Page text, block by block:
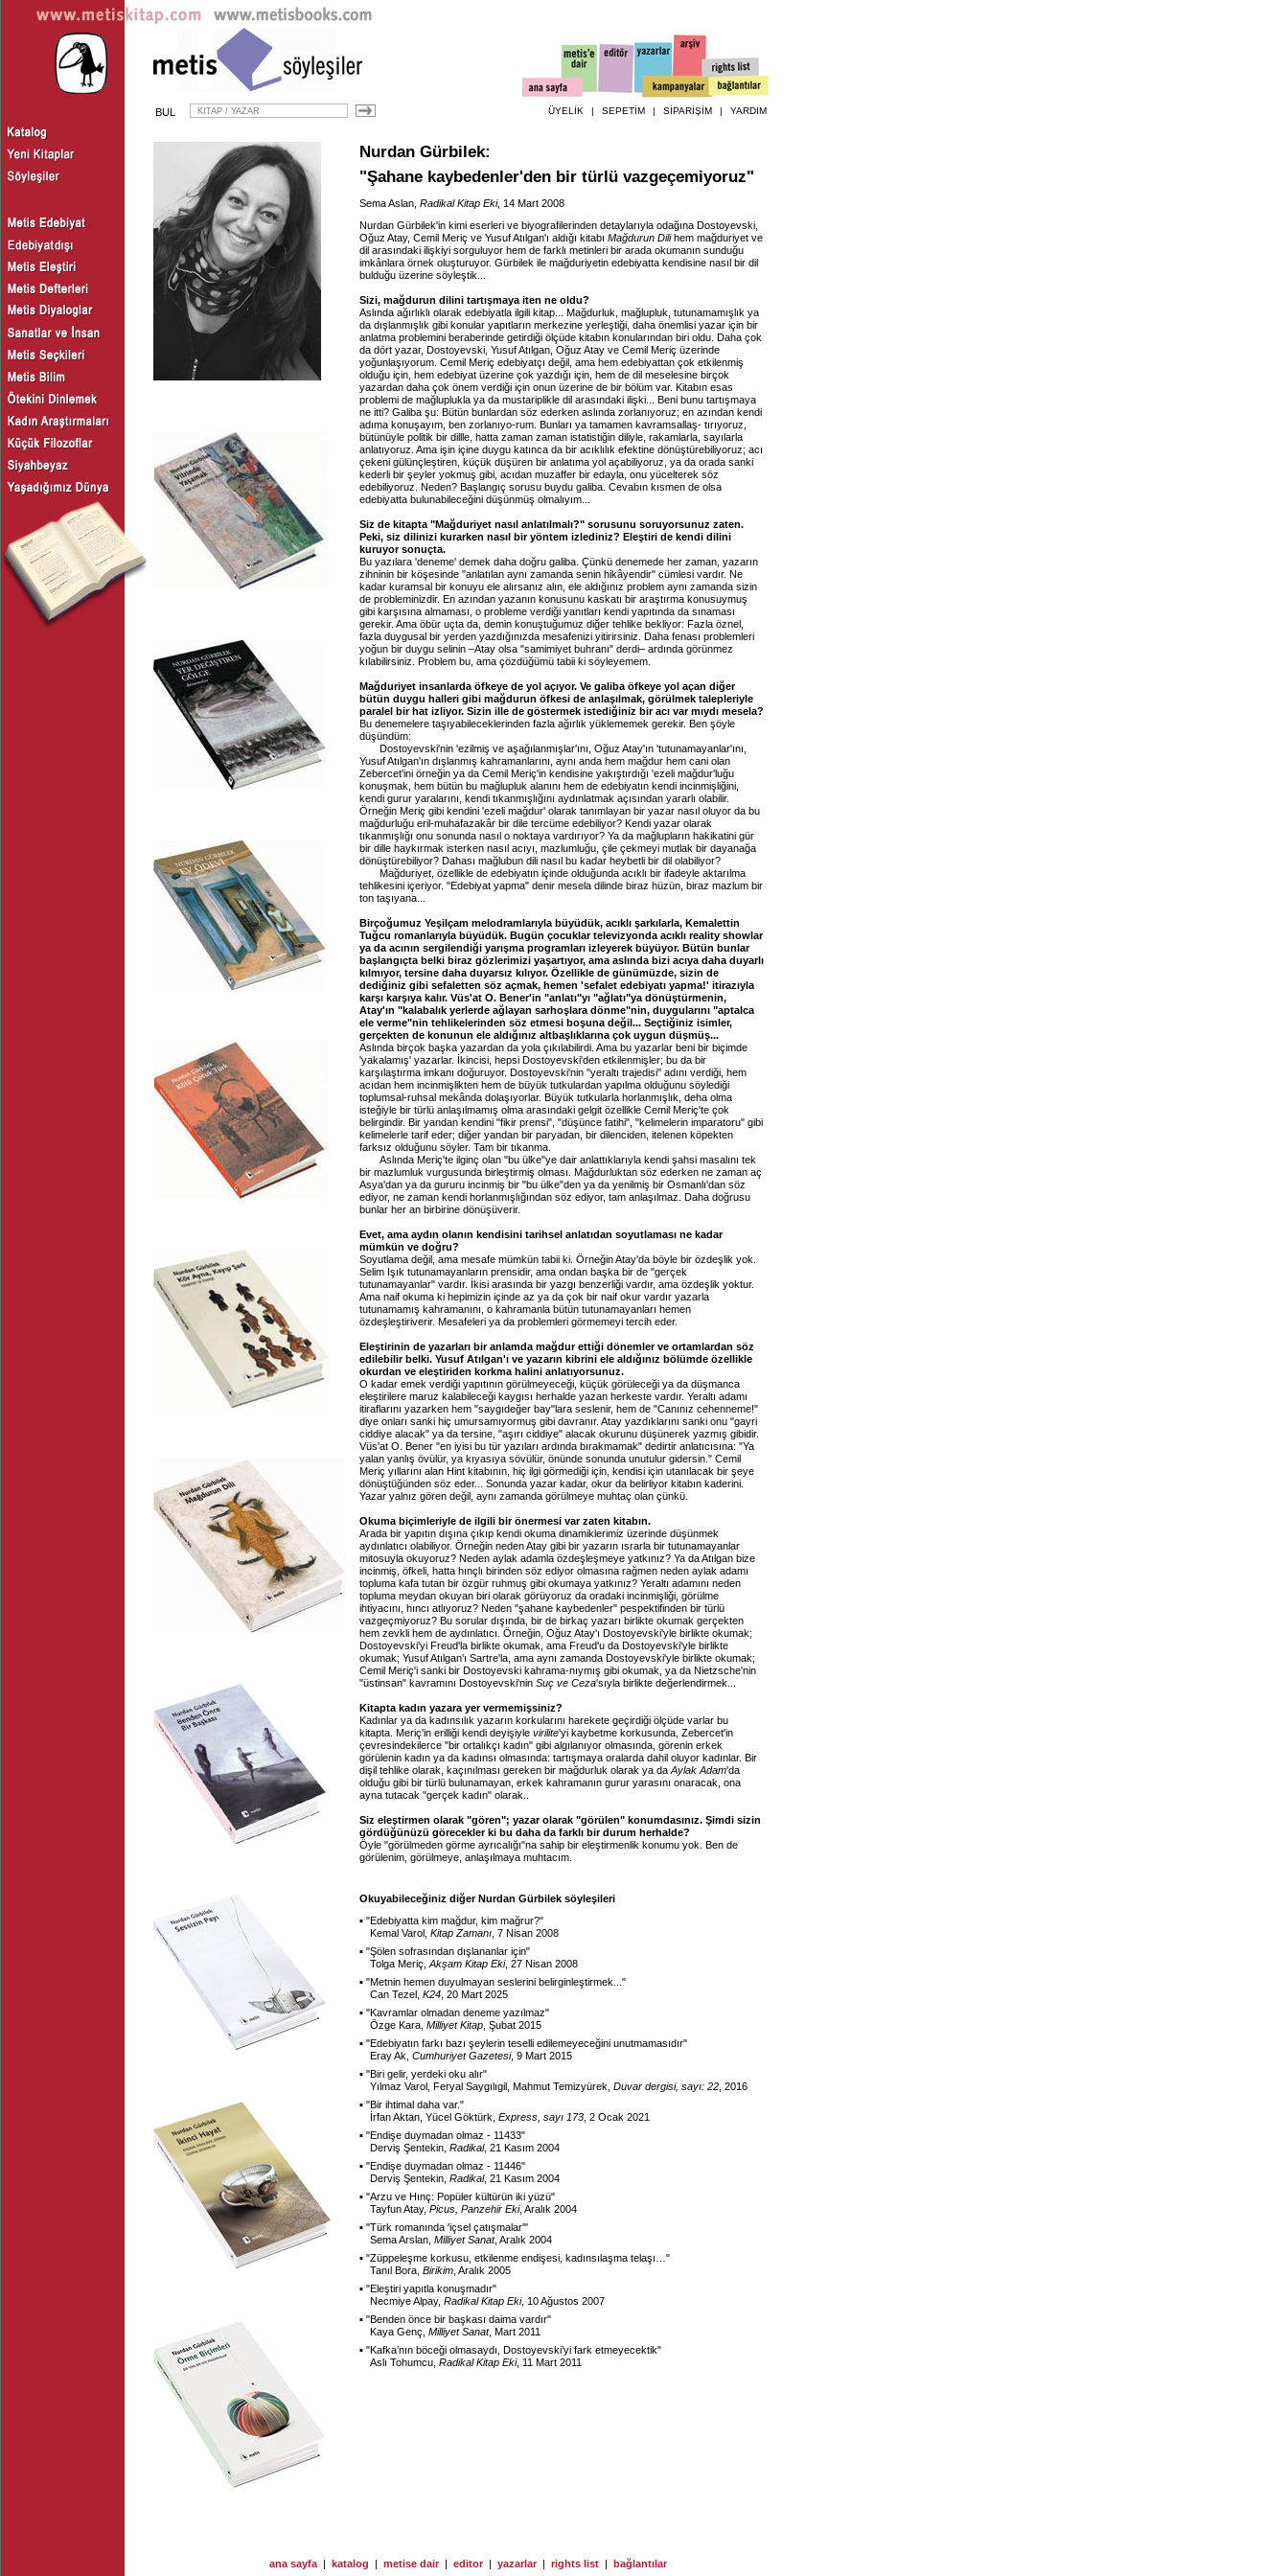
BUL ÜYELİK | SEPETİM | SİPARİŞİM | YARDIM
Nurdan Gürbilek:
"Şahane kaybedenler'den bir türlü vazgeçemiyoruz"
Sema Aslan, Radikal Kitap Eki, 14 Mart 2008
Nurdan Gürbilek'in kimi eserleri ve biyografilerinden detaylarıyla odağına Dostoyevski,
Oğuz Atay, Cemil Meriç ve Yusuf Atılgan'ı aldığı kitabı Mağdurun Dilihem mağduriyet ve
dil arasındaki ilişkiyi sorguluyor hem de farklı metinleri bir arada okumanın sunduğu
imkânlara örnek oluşturuyor. Gürbilek ile mağduriyetin edebiyatta kendisine nasıl bir dil
bulduğu üzerine söyleştik...
Sizi, mağdurun dilini tartışmaya iten ne oldu?
Aslında ağırlıklı olarak edebiyatla ilgili kitap... Mağdurluk, mağlupluk, tutunamamışlık ya
da dışlanmışlık gibi konular yapıtların merkezine yerleştiği, daha önemlisi yazar için bir
anlatma problemini beraberinde getirdiği ölçüde kitabın konularından biri oldu. Daha çok
da dört yazar, Dostoyevski, Yusuf Atılgan, Oğuz Atay ve Cemil Meriç üzerinde
yoğunlaşıyorum. Cemil Meriç edebiyatçı değil, ama hem edebiyattan çok etkilenmiş
olduğu için, hem edebiyat üzerine çok yazdığı için, hem de dil meselesine birçok
yazardan daha çok önem verdiği için onun üzerine de bir bölüm var. Kitabın esas
problemi de mağluplukla ya da mustariplikle dil arasındaki ilişki... Beni bunu tartışmaya
ne itti? Galiba şu: Bütün bunlardan söz ederken aslında zorlanıyoruz; en azından kendi
adıma konuşayım, ben zorlanıyo-rum. Bunları ya tamamen kavramsallaş- tırıyoruz,
bütünüyle politik bir dillle, hatta zaman zaman istatistiğin diliyle, rakamlarla, sayılarla
anlatıyoruz. Ama işin içine duygu katınca da bir acıklılık efektine dönüştürebiliyoruz; acı
çekeni gülünçleştiren, küçük düşüren bir anlatıma yol açabiliyoruz, ya da orada sanki
kederli bir şeyler yokmuş gibi, acıdan muzaffer bir edayla, onu yücelterek söz
edebiliyoruz. Neden? Başlangıç sorusu buydu galiba. Cevabın kısmen de olsa
edebiyatta bulunabileceğini düşünmüş olmalıyım...
Siz de kitapta "Mağduriyet nasıl anlatılmalı?" sorusunu soruyorsunuz zaten.
Peki, siz dilinizi kurarken nasıl bir yöntem izlediniz? Eleştiri de kendi dilini
kuruyor sonuçta.
Bu yazılara 'deneme' demek daha doğru galiba. Çünkü denemede her zaman, yazarın
zihninin bir köşesinde "anlatılan aynı zamanda senin hikâyendir" cümlesi vardır. Ne
kadar kuramsal bir konuyu ele alırsanız alın, ele aldığınız problem aynı zamanda sizin
de probleminizdir. En azından yazanın konusunu kaskatı bir araştırma konusuymuş
gibi karşısına almaması, o probleme verdiği yanıtları kendi yapıtında da sınaması
gerekir. Ama öbür uçta da, demin konuştuğumuz diğer tehlike bekliyor: Fazla öznel,
fazla duygusal bir yerden yazdığınızda mesafenizi yitirirsiniz. Daha fenası problemleri
yoğun bir duygu selinin –Atay olsa "samimiyet buhranı" derdi– ardında görünmez
kılabilirsiniz. Problem bu, ama çözdüğümü tabii ki söyleyemem.
Mağduriyet insanlarda öfkeye de yol açıyor. Ve galiba öfkeye yol açan diğer
bütün duygu halleri gibi mağdurun öfkesi de anlaşılmak, görülmek talepleriyle
paralel bir hat izliyor. Sizin ille de göstermek istediğiniz bir acı var mıydı mesela?
Bu denemelere taşıyabileceklerinden fazla ağırlık yüklememek gerekir. Ben şöyle
düşündüm:
Dostoyevski'nin 'ezilmiş ve aşağılanmışlar'ını, Oğuz Atay'ın 'tutunamayanlar'ını,
Yusuf Atılgan'ın dışlanmış kahramanlarını, aynı anda hem mağdur hem cani olan
Zebercet'ini örneğin ya da Cemil Meriç'in kendisine yakıştırdığı 'ezeli mağdur'luğu
konuşmak, hem bütün bu mağlupluk alanını hem de edebiyatın kendi incinmişliğini,
kendi gurur yaralarını, kendi tıkanmışlığını aydınlatmak açısından yararlı olabilir.
Örneğin Meriç gibi kendini 'ezeli mağdur' olarak tanımlayan bir yazar nasıl oluyor da bu
mağdurluğu eril-muhafazakâr bir dile tercüme edebiliyor? Kendi yazar olarak
tıkanmışlığı onu sonunda nasıl o noktaya vardırıyor? Ya da mağlupların hakikatini gür
bir dille haykırmak isterken nasıl acıyı, mazlumluğu, çile çekmeyi mutlak bir dayanağa
dönüştürebiliyor? Dahası mağlubun dili nasıl bu kadar heybetli bir dil olabiliyor?
Mağduriyet, özellikle de edebiyatın içinde olduğunda acıklı bir ifadeyle aktarılma
tehlikesini içeriyor. "Edebiyat yapma" denir mesela dilinde biraz hüzün, biraz mazlum bir
ton taşıyana...
Birçoğumuz Yeşilçam melodramlarıyla büyüdük, acıklı şarkılarla, Kemalettin
Tuğcu romanlarıyla büyüdük. Bugün çocuklar televizyonda acıklı reality showlar
ya da acının sergilendiği yarışma programları izleyerek büyüyor. Bütün bunlar
başlangıçta belki biraz gözlerimizi yaşartıyor, ama aslında bizi acıya daha duyarlı
kılmıyor, tersine daha duyarsız kılıyor. Özellikle de günümüzde, sizin de
dediğiniz gibi sefaletten söz açmak, hemen 'sefalet edebiyatı yapma!' itirazıyla
karşı karşıya kalır. Vüs'at O. Bener'in "anlatı"yı "ağlatı"ya dönüştürmenin,
Atay'ın "kalabalık yerlerde ağlayan sarhoşlara dönme"nin, duygularını "aptalca
ele verme"nin tehlikelerinden söz etmesi boşuna değil... Seçtiğiniz isimler,
gerçekten de konunun ele aldığınız altbaşlıklarına çok uygun düşmüş...
Aslında birçok başka yazardan da yola çıkılabilirdi. Ama bu yazarlar beni bir biçimde
'yakalamış' yazarlar. İkincisi, hepsi Dostoyevski'den etkilenmişler; bu da bir
karşılaştırma imkanı doğuruyor. Dostoyevski'nin "yeraltı trajedisi" adını verdiği, hem
acıdan hem incinmişlikten hem de büyük tutkulardan yapılma olduğunu söylediği
toplumsal-ruhsal mekânda dolaşıyorlar. Büyük tutkularla horlanmışlık, deha olma
isteğiyle bir türlü anlaşılmamış olma arasındaki gelgit özellikle Cemil Meriç'te çok
belirgindir. Bir yandan kendini "fikir prensi", "düşünce fatihi", "kelimelerin imparatoru" gibi
kelimelerle tarif eder; diğer yandan bir paryadan, bir dilenciden, itelenen köpekten
farksız olduğunu söyler. Tam bir tıkanma.
Aslında Meriç'te ilginç olan "bu ülke"ye dair anlattıklarıyla kendi şahsi masalını tek
bir mazlumluk vurgusunda birleştirmiş olması. Mağdurluktan söz ederken ne zaman aç
Asya'dan ya da gururu incinmiş bir "bu ülke"den ya da yenilmiş bir Osmanlı'dan söz
ediyor, ne zaman kendi horlanmışlığından söz ediyor, tam anlaşılmaz. Daha doğrusu
bunlar her an birbirine dönüşüverir.
Evet, ama aydın olanın kendisini tarihsel anlatıdan soyutlaması ne kadar
mümkün ve doğru?
Soyutlama değil, ama mesafe mümkün tabii ki. Örneğin Atay'da böyle bir özdeşlik yok.
Selim Işık tutunamayanların prensidir, ama ondan başka bir de "gerçek
tutunamayanlar" vardır. İkisi arasında bir yazgı benzerliği vardır, ama özdeşlik yoktur.
Ama naif okuma ki hepimizin içinde az ya da çok bir naif okur vardır yazarla
tutunamamış kahramanını, o kahramanla bütün tutunamayanları hemen
özdeşleştiriverir. Mesafeleri ya da problemleri görmemeyi tercih eder.
Eleştirinin de yazarları bir anlamda mağdur ettiği dönemler ve ortamlardan söz
edilebilir belki. Yusuf Atılgan'ı ve yazarın kibrini ele aldığınız bölümde özellikle
okurdan ve eleştiriden korkma halini anlatıyorsunuz.
O kadar emek verdiği yapıtının görülmeyeceği, küçük görüleceği ya da düşmanca
eleştirilere maruz kalabileceği kaygısı herhalde yazan herkeste vardır. Yeraltı adamı
itiraflarını yazarken hem "saygıdeğer bay"lara seslenir, hem de "Canınız cehenneme!"
diye onları sanki hiç umursamıyormuş gibi davranır. Atay yazdıklarını sanki onu "gayri
ciddiye alacak" ya da tersine, "aşırı ciddiye" alacak okurunu düşünerek yazmış gibidir.
Vüs'at O. Bener "en iyisi bu tür yazıları ardında bırakmamak" dedirtir anlatıcısına: "Ya
yalan yanlış övülür, ya kıyasıya sövülür, önünde sonunda unutulur gidersin." Cemil
Meriç yıllarını alan Hint kitabının, hiç ilgi görmediği için, kendisi için utanılacak bir şeye
dönüştüğünden söz eder... Sonunda yazar kadar, okur da belirliyor kitabın kaderini.
Yazar yalnız gören değil, aynı zamanda görülmeye muhtaç olan çünkü.
Okuma biçimleriyle de ilgili bir önermesi var zaten kitabın.
Arada bir yapıtın dışına çıkıp kendi okuma dinamiklerimiz üzerinde düşünmek
aydınlatıcı olabiliyor. Örneğin neden Atay gibi bir yazarın ısrarla bir tutunamayanlar
mitosuyla okuyoruz? Neden aylak adamla özdeşleşmeye yatkınız? Ya da Atılgan bize
incinmiş, öfkeli, hatta hınçlı birinden söz ediyor olmasına rağmen neden aylak adamı
topluma kafa tutan bir özgür ruhmuş gibi okumaya yatkınız? Yeraltı adamını neden
topluma meydan okuyan biri olarak görüyoruz da oradaki incinmişliği, görülme
ihtiyacını, hıncı atlıyoruz? Neden "şahane kaybedenler" pespektifinden bir türlü
vazgeçmiyoruz? Bu sorular dışında, bir de birkaç yazarı birlikte okumak gerçekten
hem zevkli hem de aydınlatıcı. Örneğin, Oğuz Atay'ı Dostoyevski'yle birlikte okumak;
Dostoyevski'yi Freud'la birlikte okumak, ama Freud'u da Dostoyevski'yle birlikte
okumak; Yusuf Atılgan'ı Sartre'la, ama aynı zamanda Dostoyevski'yle birlikte okumak;
Cemil Meriç'i sanki bir Dostoyevski kahrama-nıymış gibi okumak, ya da Nietzsche'nin
"üstinsan" kavramını Dostoyevski'nin Suç ve Ceza'sıyla birlikte değerlendirmek...
Kitapta kadın yazara yer vermemişsiniz?
Kadınlar ya da kadınsılık yazarın korkularını harekete geçirdiği ölçüde varlar bu
kitapta. Meriç'in erilliği kendi deyişiyle virilite'yi kaybetme korkusunda, Zebercet'in
çevresindekilerce "bir ortalıkçı kadın" gibi algılanıyor olmasında, görenin erkek
görülenin kadın ya da kadınsı olmasında: tartışmaya oralarda dahil oluyor kadınlar. Bir
dişil tehlike olarak, kaçınılması gereken bir mağdurluk olarak ya da Aylak Adam'da
olduğu gibi bir türlü bulunamayan, erkek kahramanın gurur yarasını onaracak, ona
ayna tutacak "gerçek kadın" olarak..
Siz eleştirmen olarak "gören"; yazar olarak "görülen" konumdasınız. Şimdi sizin
gördüğünüzü görecekler ki bu daha da farklı bir durum herhalde?
Öyle "görülmeden görme ayrıcalığı"na sahip bir eleştirmenlik konumu yok. Ben de
görülenim, görülmeye, anlaşılmaya muhtacım.
Okuyabileceğiniz diğer Nurdan Gürbilek söyleşileri
▪ "Edebiyatta kim mağdur, kim mağrur?"
Kemal Varol, Kitap Zamanı , 7 Nisan 2008
▪ "Şölen sofrasından dışlananlar için"
Tolga Meriç, Akşam Kitap Eki, 27 Nisan 2008
▪ "Metnin hemen duyulmayan seslerini belirginleştirmek... "
Can Tezel, K24 , 20 Mart 2025
▪ "Kavramlar olmadan deneme yazılmaz"
Özge Kara, Milliyet Kitap , Şubat 2015
▪ "Edebiyatın farkı bazı şeylerin teselli edilemeyeceğini unutmamasıdır"
Eray Ak, Cumhuriyet Gazetesi, 9 Mart 2015
▪ "Biri gelir, yerdeki oku alır"
Yılmaz Varol, Feryal Saygılıgil, Mahmut Temizyürek, Duvar dergisi, sayı: 22 , 2016
▪ "Bir ihtimal daha var."
İrfan Aktan, Yücel Göktürk, Express, sayı 173 , 2 Ocak 2021
▪ "Endişe duymadan olmaz - 11433"
Derviş Şentekin, Radikal, 21 Kasım 2004
▪ "Endişe duymadan olmaz - 11446"
Derviş Şentekin, Radikal, 21 Kasım 2004
▪ "Arzu ve Hınç: Popüler kültürün iki yüzü"
Tayfun Atay, Picus, Panzehir Eki, Aralık 2004
▪ "Türk romanında 'içsel çatışmalar'"
Sema Arslan, Milliyet Sanat, Aralık 2004
▪ "Züppeleşme korkusu, etkilenme endişesi, kadınsılaşma telaşı… "
Tanıl Bora, Birikim , Aralık 2005
▪ "Eleştiri yapıtla konuşmadır"
Necmiye Alpay, Radikal Kitap Eki, 10 Ağustos 2007
▪ "Benden önce bir başkası daima vardır"
Kaya Genç, Milliyet Sanat, Mart 2011
▪ "Kafka’nın böceği olmasaydı, Dostoyevski’yi fark etmeyecektik"
Aslı Tohumcu, Radikal Kitap Eki, 11 Mart 2011
ana sayfa | katalog | metise dair | editor | yazarlar | rights list | bağlantılar